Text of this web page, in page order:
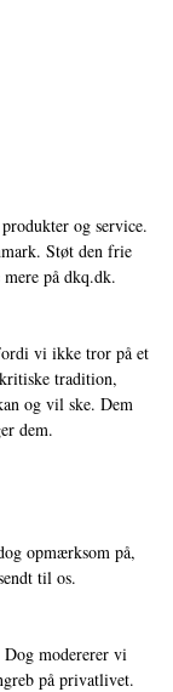
og service.
Støt den frie
på dkq.dk.
vi ikke tror på et
tradition,
og vil ske. Dem
dem.
opmærksom på,
til os.
modererer vi
på privatlivet.